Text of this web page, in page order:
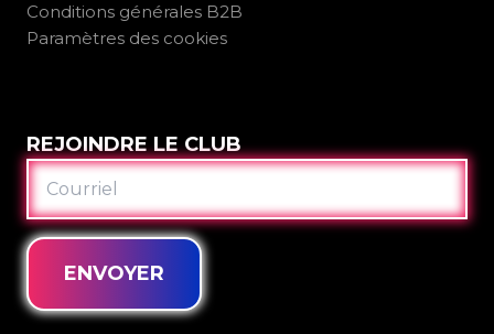
Conditions générales B2B
Paramètres des cookies
REJOINDRE LE CLUB
COURRIEL
ENVOYER